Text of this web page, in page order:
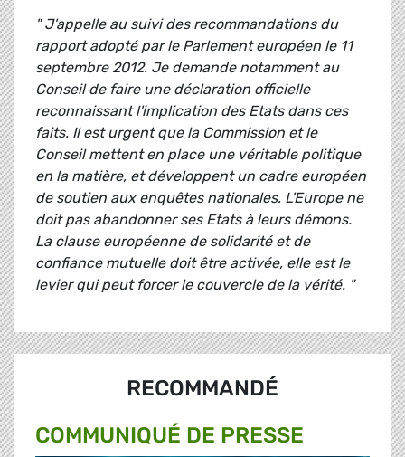
" J'appelle au suivi des recommandations du
rapport adopté par le Parlement européen le 11
septembre 2012. Je demande notamment au
Conseil de faire une déclaration officielle
reconnaissant l'implication des Etats dans ces
faits. Il est urgent que la Commission et le
Conseil mettent en place une véritable politique
en la matière, et développent un cadre européen
de soutien aux enquêtes nationales. L'Europe ne
doit pas abandonner ses Etats à leurs démons.
La clause européenne de solidarité et de
confiance mutuelle doit être activée, elle est le
levier qui peut forcer le couvercle de la vérité. "
RECOMMANDÉ
COMMUNIQUÉ DE PRESSE